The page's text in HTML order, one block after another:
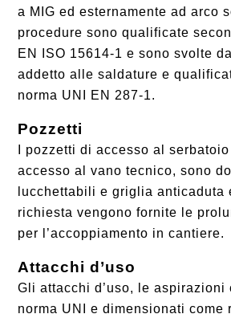
a MIG ed esternamente ad arco
procedure sono qualificate
EN ISO 15614-1 e sono svolte
addetto alle saldature e
norma UNI EN 287-1.
Pozzetti
I pozzetti di accesso al
accesso al vano tecnico, sono
lucchettabili e griglia anticaduta
richiesta vengono fornite le
per l’accoppiamento in cantiere.
Attacchi d’uso
Gli attacchi d’uso, le aspirazioni
norma UNI e dimensionati come